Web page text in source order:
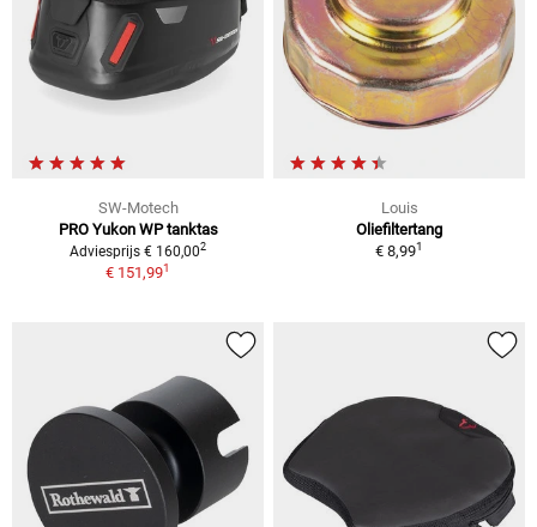
SW-Motech
PRO Yukon WP tanktas
Adviesprijs € 160,002
€ 151,991
Louis
Oliefiltertang
€ 8,991